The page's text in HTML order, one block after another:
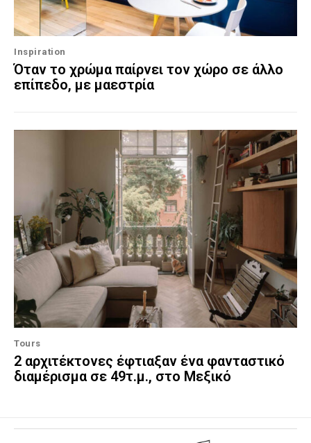
Inspiration
Όταν το χρώμα παίρνει τον χώρο σε άλλο
επίπεδο, με μαεστρία
Tours
2 αρχιτέκτονες έφτιαξαν ένα φανταστικό
διαμέρισμα σε 49τ.μ., στο Μεξικό